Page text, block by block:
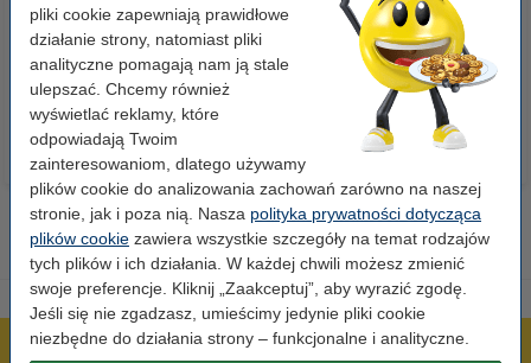
pliki cookie zapewniają prawidłowe
działanie strony, natomiast pliki
analityczne pomagają nam ją stale
ulepszać. Chcemy również
wyświetlać reklamy, które
odpowiadają Twoim
zainteresowaniom, dlatego używamy
plików cookie do analizowania zachowań zarówno na naszej
stronie, jak i poza nią. Nasza polityka prywatności dotycząca
plików cookie zawiera wszystkie szczegóły na temat rodzajów
tych plików i ich działania. W każdej chwili możesz zmienić
swoje preferencje. Kliknij „Zaakceptuj”, aby wyrazić zgodę.
Jeśli się nie zgadzasz, umieścimy jedynie pliki cookie
niezbędne do działania strony – funkcjonalne i analityczne.
148 mm), 100 etykiet, 123drukuj
14,90 zł z VAT
okrągłe (100 sztuk), 123drukuj
2,90 zł z VAT
600 tysięcy zadowolonych klientów